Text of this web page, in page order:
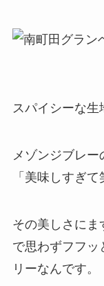
スパイシーな生
メゾンジブレー
「美味しすぎて
その美しさにま
で思わずフフッ
リーなんです。